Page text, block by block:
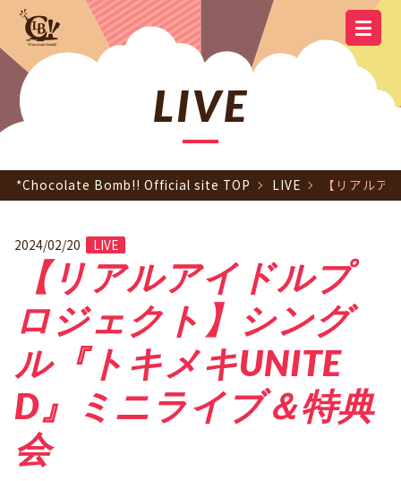
OFFICIAL SITE TOP
SCHEDULE DISCOGRAPHY
GOODS
YOUTUBE OFFICIAL LINE
OFFICIAL
LIVE
*Chocolate Bomb!! Official site TOP LIVE 【リアルア
2024/02/20 LIVE
【リアルアイドルプ
ロジェクト】シング
ル『トキメキUNITE
D』ミニライブ＆特典
会